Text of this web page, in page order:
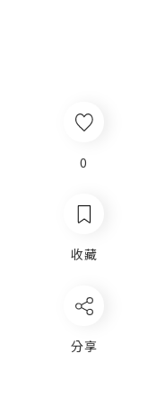
0
收藏
分享